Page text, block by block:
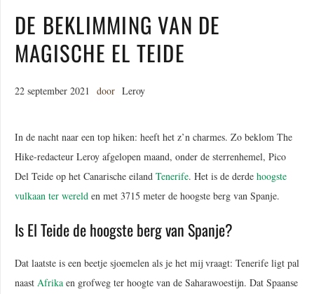
DE BEKLIMMING VAN DE
MAGISCHE EL TEIDE
22 september 2021 door Leroy
In de nacht naar een top hiken: heeft het z’n charmes. Zo beklom The
Hike-redacteur Leroy afgelopen maand, onder de sterrenhemel, Pico
Del Teide op het Canarische eiland Tenerife. Het is de derde hoogste
vulkaan ter wereld en met 3715 meter de hoogste berg van Spanje.
Is El Teide de hoogste berg van Spanje?
Dat laatste is een beetje sjoemelen als je het mij vraagt: Tenerife ligt pal
naast Afrika en grofweg ter hoogte van de Saharawoestijn. Dat Spaanse